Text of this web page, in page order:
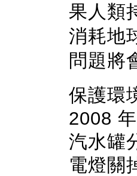
果人類
消耗地
問題將
保護環
2008
汽水罐
電燈關